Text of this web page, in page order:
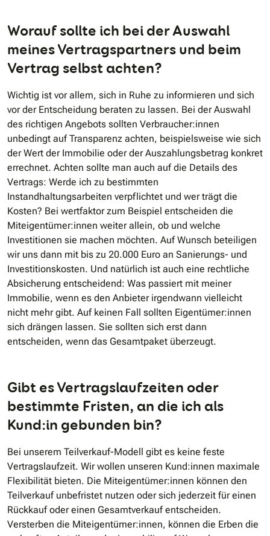
Worauf sollte ich bei der Auswahl
meines Vertragspartners und beim
Vertrag selbst achten?
Wichtig ist vor allem, sich in Ruhe zu informieren und sich
vor der Entscheidung beraten zu lassen. Bei der Auswahl
des richtigen Angebots sollten Verbraucher:innen
unbedingt auf Transparenz achten, beispielsweise wie sich
der Wert der Immobilie oder der Auszahlungsbetrag konkret
errechnet. Achten sollte man auch auf die Details des
Vertrags: Werde ich zu bestimmten
Instandhaltungsarbeiten verpflichtet und wer trägt die
Kosten? Bei wertfaktor zum Beispiel entscheiden die
Miteigentümer:innen weiter allein, ob und welche
Investitionen sie machen möchten. Auf Wunsch beteiligen
wir uns dann mit bis zu 20.000 Euro an Sanierungs- und
Investitionskosten. Und natürlich ist auch eine rechtliche
Absicherung entscheidend: Was passiert mit meiner
Immobilie, wenn es den Anbieter irgendwann vielleicht
nicht mehr gibt. Auf keinen Fall sollten Eigentümer:innen
sich drängen lassen. Sie sollten sich erst dann
entscheiden, wenn das Gesamtpaket überzeugt.
Gibt es Vertragslaufzeiten oder
bestimmte Fristen, an die ich als
Kund:in gebunden bin?
Bei unserem Teilverkauf-Modell gibt es keine feste
Vertragslaufzeit. Wir wollen unseren Kund:innen maximale
Flexibilität bieten. Die Miteigentümer:innen können den
Teilverkauf unbefristet nutzen oder sich jederzeit für einen
Rückkauf oder einen Gesamtverkauf entscheiden.
Versterben die Miteigentümer:innen, können die Erben die